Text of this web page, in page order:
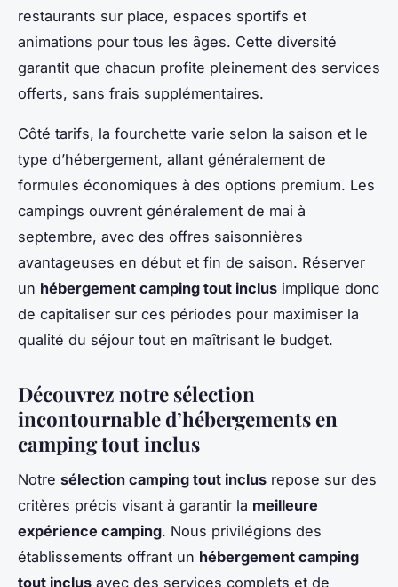
restaurants sur place, espaces sportifs et
animations pour tous les âges. Cette diversité
garantit que chacun profite pleinement des services
offerts, sans frais supplémentaires.
Côté tarifs, la fourchette varie selon la saison et le
type d’hébergement, allant généralement de
formules économiques à des options premium. Les
campings ouvrent généralement de mai à
septembre, avec des offres saisonnières
avantageuses en début et fin de saison. Réserver
un hébergement camping tout inclus implique donc
de capitaliser sur ces périodes pour maximiser la
qualité du séjour tout en maîtrisant le budget.
Découvrez notre sélection
incontournable d’hébergements en
camping tout inclus
Notre sélection camping tout inclus repose sur des
critères précis visant à garantir la meilleure
expérience camping. Nous privilégions des
établissements offrant un hébergement camping
tout inclus avec des services complets et de